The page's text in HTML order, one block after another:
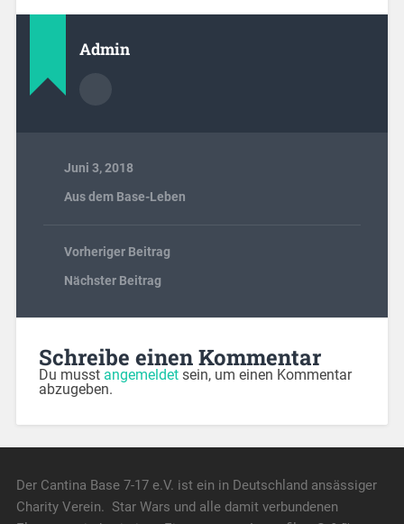
Admin
Juni 3, 2018
Aus dem Base-Leben
Vorheriger Beitrag
Nächster Beitrag
Schreibe einen Kommentar
Du musst angemeldetsein, um einen Kommentar
abzugeben.
Der Cantina Base 7-17 e.V. ist ein in Deutschland ansässiger
Charity Verein. Star Wars und alle damit verbundenen